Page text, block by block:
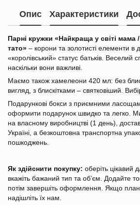
Опис Характеристики
Парні кружки «Найкраща у світі мама
тато» – корони та золотисті елементи в
«королівський» статус батьків. Веселий
наскільки вони важливі.
Маємо також хамелеони 420 мл: без
вигляд, з блискітками – святковіший.
Подарункові бокси з приємними
оформити подарунок швидко та легко.
на власному виробництві (1 день),
Україні, а безкоштовна транспортна
пошкоджень.
Як здійснити покупку: оберіть цікавий
вкажіть бажаний тип та об’єм. Додайте
потім завершіть оформлення. Якщо
надішліть їх нам.